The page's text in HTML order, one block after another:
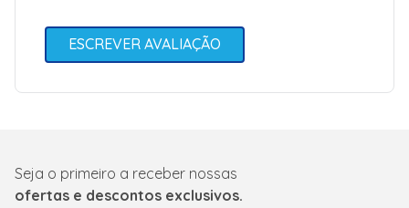
ESCREVER AVALIAÇÃO
Seja o primeiro a receber nossas
ofertas e descontos exclusivos.